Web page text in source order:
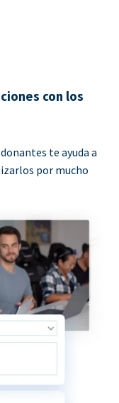
con los
te ayuda a
por mucho